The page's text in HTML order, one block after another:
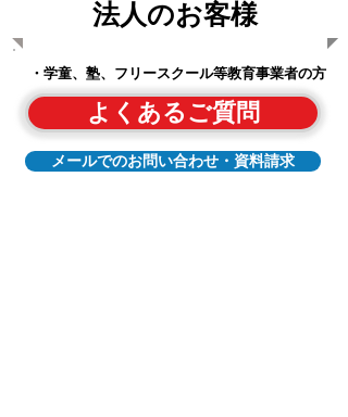
法人のお客様
・学童、塾、フリースクール等教育事業者の方
よくあるご質問
メールでのお問い合わせ・資料請求